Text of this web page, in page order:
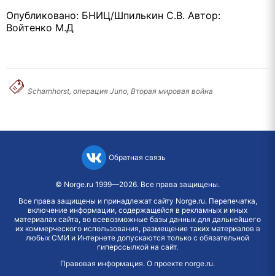
Опубликовано: БНИЦ/Шпилькин С.В. Автор:
Войтенко М.Д
Scharnhorst, операция Juno, Вторая мировая война
Обратная связь
© Norge.ru 1999—2026. Все права защищены.
Все права защищены и принадлежат сайту Norge.ru. Перепечатка,
включение информации, содержащейся в рекламных и иных
материалах сайта, во всевозможные базы данных для дальнейшего
их коммерческого использования, размещение таких материалов в
любых СМИ и Интернете допускаются только с обязательной
гиперссылкой на сайт.
Правовая информация. О проекте norge.ru.